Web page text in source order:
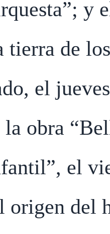
y
tierra de
el
la obra
el
origen del